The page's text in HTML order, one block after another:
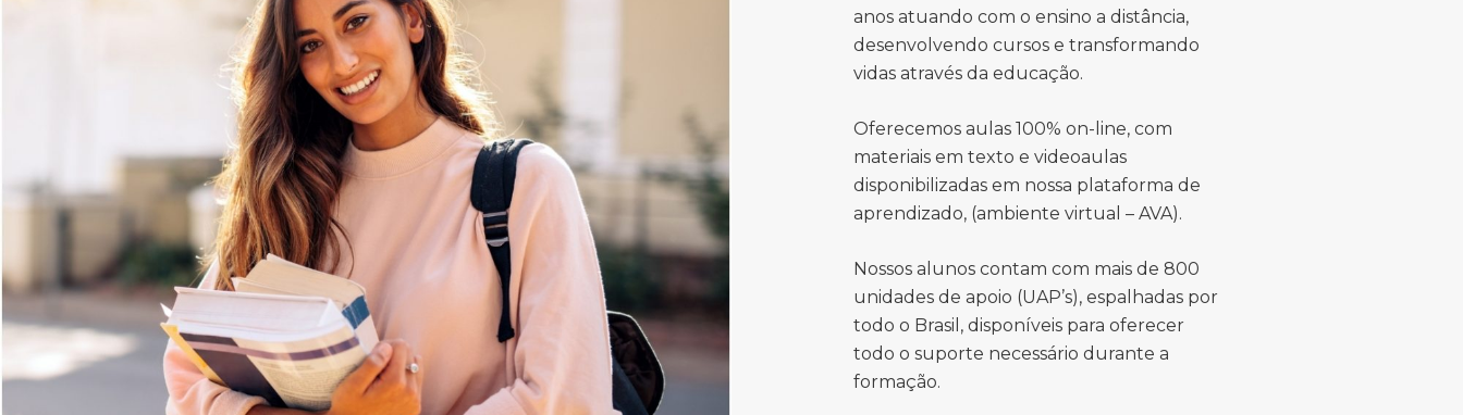
anos atuando com o ensino a distância,
desenvolvendo cursos e transformando
vidas através da educação.
Oferecemos aulas 100% on-line, com
materiais em texto e videoaulas
disponibilizadas em nossa plataforma de
aprendizado, (ambiente virtual – AVA).
Nossos alunos contam com mais de 800
unidades de apoio (UAP’s), espalhadas por
todo o Brasil, disponíveis para oferecer
todo o suporte necessário durante a
formação.